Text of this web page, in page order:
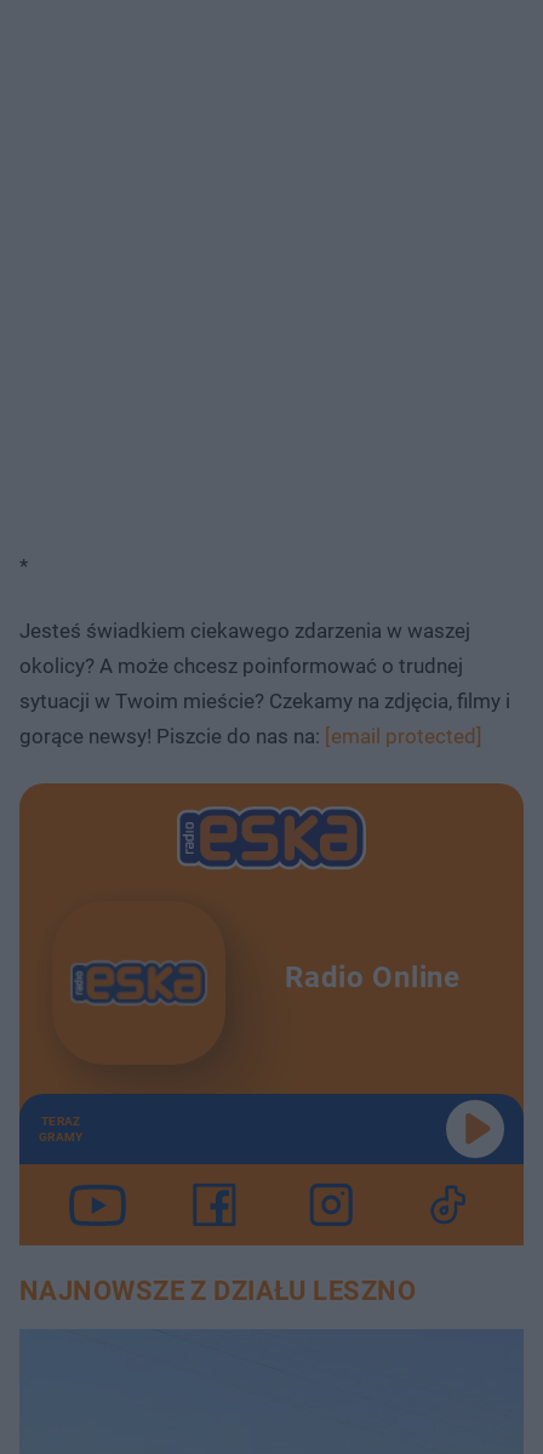
*
Jesteś świadkiem ciekawego zdarzenia w waszej
okolicy? A może chcesz poinformować o trudnej
sytuacji w Twoim mieście? Czekamy na zdjęcia, filmy i
gorące newsy! Piszcie do nas na: [email protected]
Radio Online
TERAZ
GRAMY
NAJNOWSZE Z DZIAŁU LESZNO